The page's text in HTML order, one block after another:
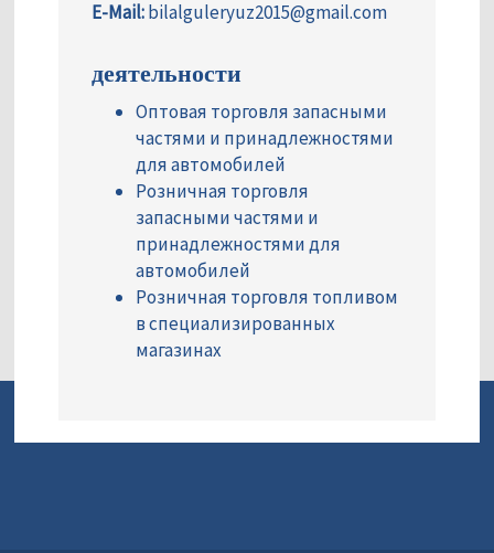
E-Mail:bilalguleryuz2015@gmail.com
деятельности
Оптовая торговля запасными
частями и принадлежностями
для автомобилей
Розничная торговля
запасными частями и
принадлежностями для
автомобилей
Розничная торговля топливом
в специализированных
магазинах